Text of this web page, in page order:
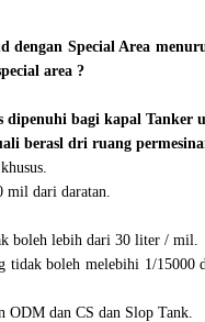
Special Area
area ?
bagi kapal Tanker
berasl dri ruang
mil dari daratan.
boleh lebih dari 30 liter / mil.
tidak boleh melebihi 1/15000
ODM dan CS dan Slop Tank.